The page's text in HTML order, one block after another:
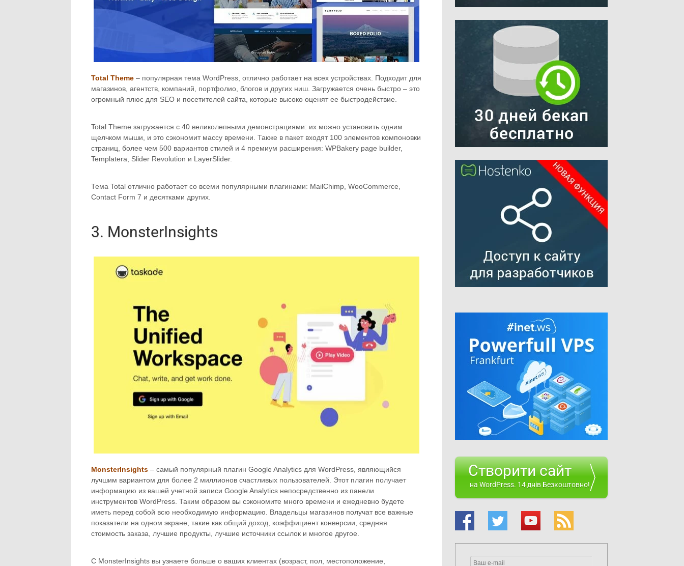
Total Theme – популярная тема WordPress, отлично работает на всех устройствах. Подходит для
магазинов, агентств, компаний, портфолио, блогов и других ниш. Загружается очень быстро – это
огромный плюс для SEO и посетителей сайта, которые высоко оценят ее быстродействие.
Total Theme загружается с 40 великолепными демонстрациями: их можно установить одним
щелчком мыши, и это сэкономит массу времени. Также в пакет входят 100 элементов компоновки
страниц, более чем 500 вариантов стилей и 4 премиум расширения: WPBakery page builder,
Templatera, Slider Revolution и LayerSlider.
Тема Total отлично работает со всеми популярными плагинами: MailChimp, WooCommerce,
Contact Form 7 и десятками других.
3. MonsterInsights
MonsterInsights – самый популярный плагин Google Analytics для WordPress, являющийся
лучшим вариантом для более 2 миллионов счастливых пользователей. Этот плагин получает
информацию из вашей учетной записи Google Analytics непосредственно из панели
инструментов WordPress. Таким образом вы сэкономите много времени и ежедневно будете
иметь перед собой всю необходимую информацию. Владельцы магазинов получат все важные
показатели на одном экране, такие как общий доход, коэффициент конверсии, средняя
стоимость заказа, лучшие продукты, лучшие источники ссылок и многое другое.
С MonsterInsights вы узнаете больше о ваших клиентах (возраст, пол, местоположение,
Створити сайт
на WordPress. 14 днів Безкоштовно!